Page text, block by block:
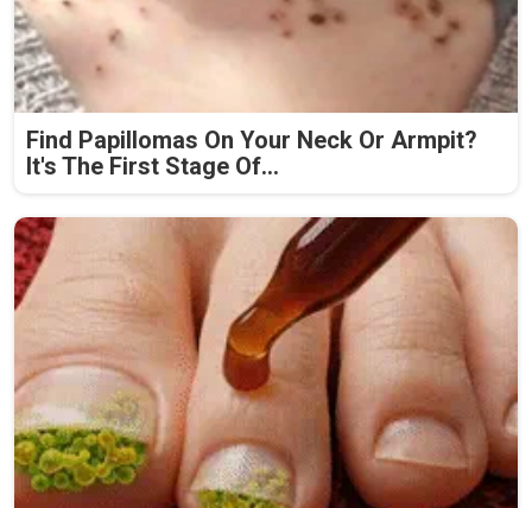
Find Papillomas On Your Neck Or Armpit?
It's The First Stage Of...